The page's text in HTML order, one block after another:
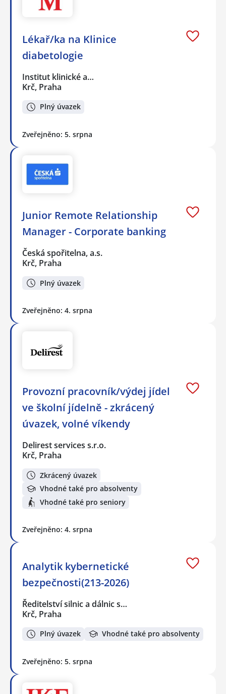
Lékař/ka na Klinice
diabetologie
Institut klinické a…
Krč, Praha
Plný úvazek
Zveřejněno: 5. srpna
Junior Remote Relationship
Manager - Corporate banking
Česká spořitelna, a.s.
Krč, Praha
Plný úvazek
Zveřejněno: 4. srpna
Provozní pracovník/výdej jídel
ve školní jídelně - zkrácený
úvazek, volné víkendy
Delirest services s.r.o.
Krč, Praha
Zkrácený úvazek
Vhodné také pro absolventy
Vhodné také pro seniory
Zveřejněno: 4. srpna
Analytik kybernetické
bezpečnosti(213-2026)
Ředitelství silnic a dálnic s…
Krč, Praha
Plný úvazek Vhodné také pro absolventy
Zveřejněno: 5. srpna